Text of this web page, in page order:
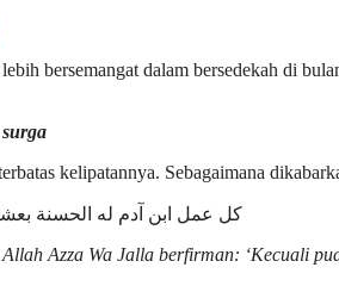
bersemangat dalam bersedekah di
kelipatannya. Sebagaimana
كل عمل ابن آدم له الحسنة
Azza Wa Jalla berfirman: ‘Kecuali